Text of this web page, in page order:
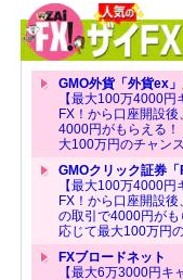
GMO外貨「外貨ex」
【最大100万4000
FX！から口座開設
4000円がもらえる
大100万円のチャン
GMOクリック証券「
【最大100万4000
FX！から口座開設
の取引で4000円が
応じて最大100万円
FXブロードネット
【最大6万3000円キ